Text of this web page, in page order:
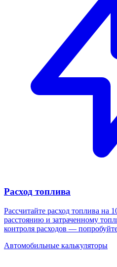
Расход топлива
Рассчитайте расход топлива на
расстоянию и затраченному
контроля расходов —
Автомобильные калькуляторы